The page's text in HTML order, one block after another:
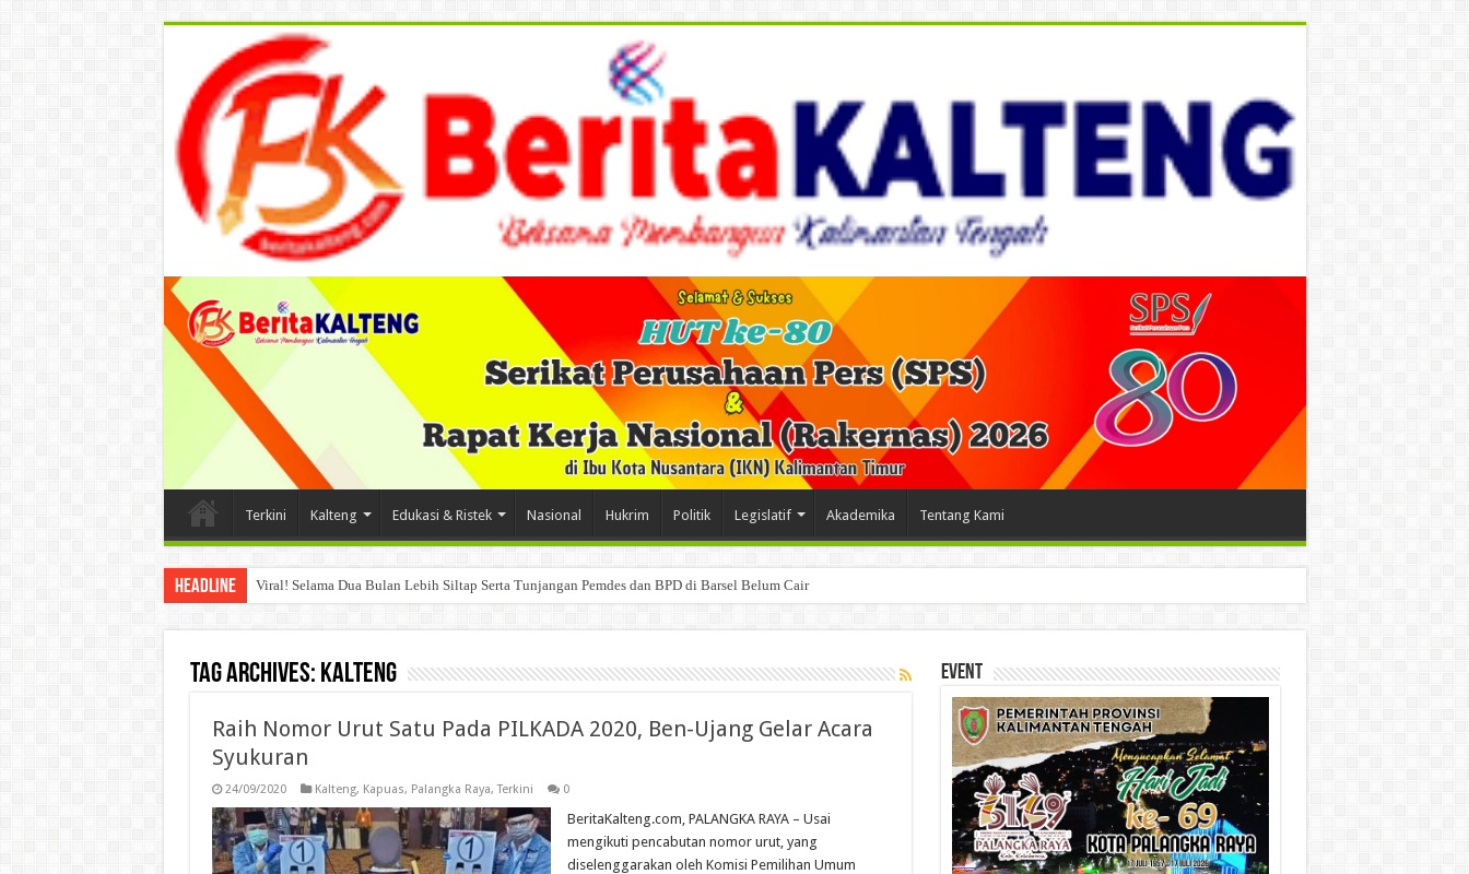
Terkini Kalteng Edukasi & Ristek Nasional Hukrim Politik Legislatif Akademika Tentang Kami
Headline Viral! Selama Dua Bulan Lebih Siltap Serta Tunjangan Pemdes dan BPD di Barsel Belum Cair
Tag Archives: kalteng
Raih Nomor Urut Satu Pada PILKADA 2020, Ben-Ujang Gelar Acara
Syukuran
24/09/2020 Kalteng, Kapuas, Palangka Raya,Terkini 0
BeritaKalteng.com, PALANGKA RAYA – Usai
mengikuti pencabutan nomor urut, yang
diselenggarakan oleh Komisi Pemilihan Umum
Event